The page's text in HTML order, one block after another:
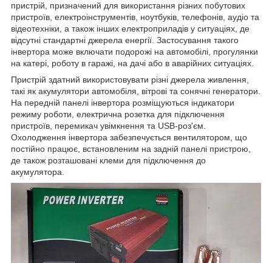
пристрій, призначений для використання різних побутових
пристроїв, електроінструментів, ноутбуків, телефонів, аудіо та
відеотехніки, а також інших електроприладів у ситуаціях, де
відсутні стандартні джерела енергії. Застосування такого
інвертора може включати подорожі на автомобілі, прогулянки
на катері, роботу в гаражі, на дачі або в аварійних ситуаціях.
Пристрій здатний використовувати різні джерела живлення,
такі як акумулятори автомобіля, вітрові та сонячні генератори.
На передній панелі інвертора розміщуються індикатори
режиму роботи, електрична розетка для підключення
пристроїв, перемикач увімкнення та USB-роз'єм.
Охолодження інвертора забезпечується вентилятором, що
постійно працює, встановленим на задній панелі пристрою,
де також розташовані клеми для підключення до
акумулятора.